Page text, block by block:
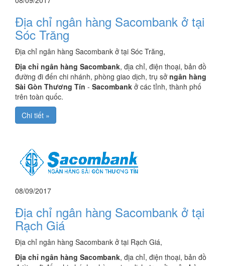
Địa chỉ ngân hàng Sacombank ở tại
Sóc Trăng
Địa chỉ ngân hàng Sacombank ở tại Sóc Trăng,
Địa chỉ ngân hàng Sacombank, địa chỉ, điện thoại, bản đồ
đường đi đến chi nhánh, phòng giao dịch, trụ sở ngân hàng
Sài Gòn Thương Tín - Sacombank ở các tỉnh, thành phố
trên toàn quốc.
Chi tiết »
08/09/2017
Địa chỉ ngân hàng Sacombank ở tại
Rạch Giá
Địa chỉ ngân hàng Sacombank ở tại Rạch Giá,
Địa chỉ ngân hàng Sacombank, địa chỉ, điện thoại, bản đồ